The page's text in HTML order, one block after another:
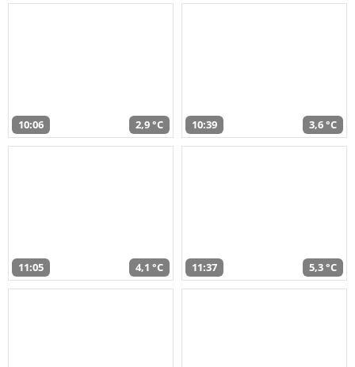
10:06 2,9 °C 10:39 3,6 °C
11:05 4,1 °C 11:37 5,3 °C